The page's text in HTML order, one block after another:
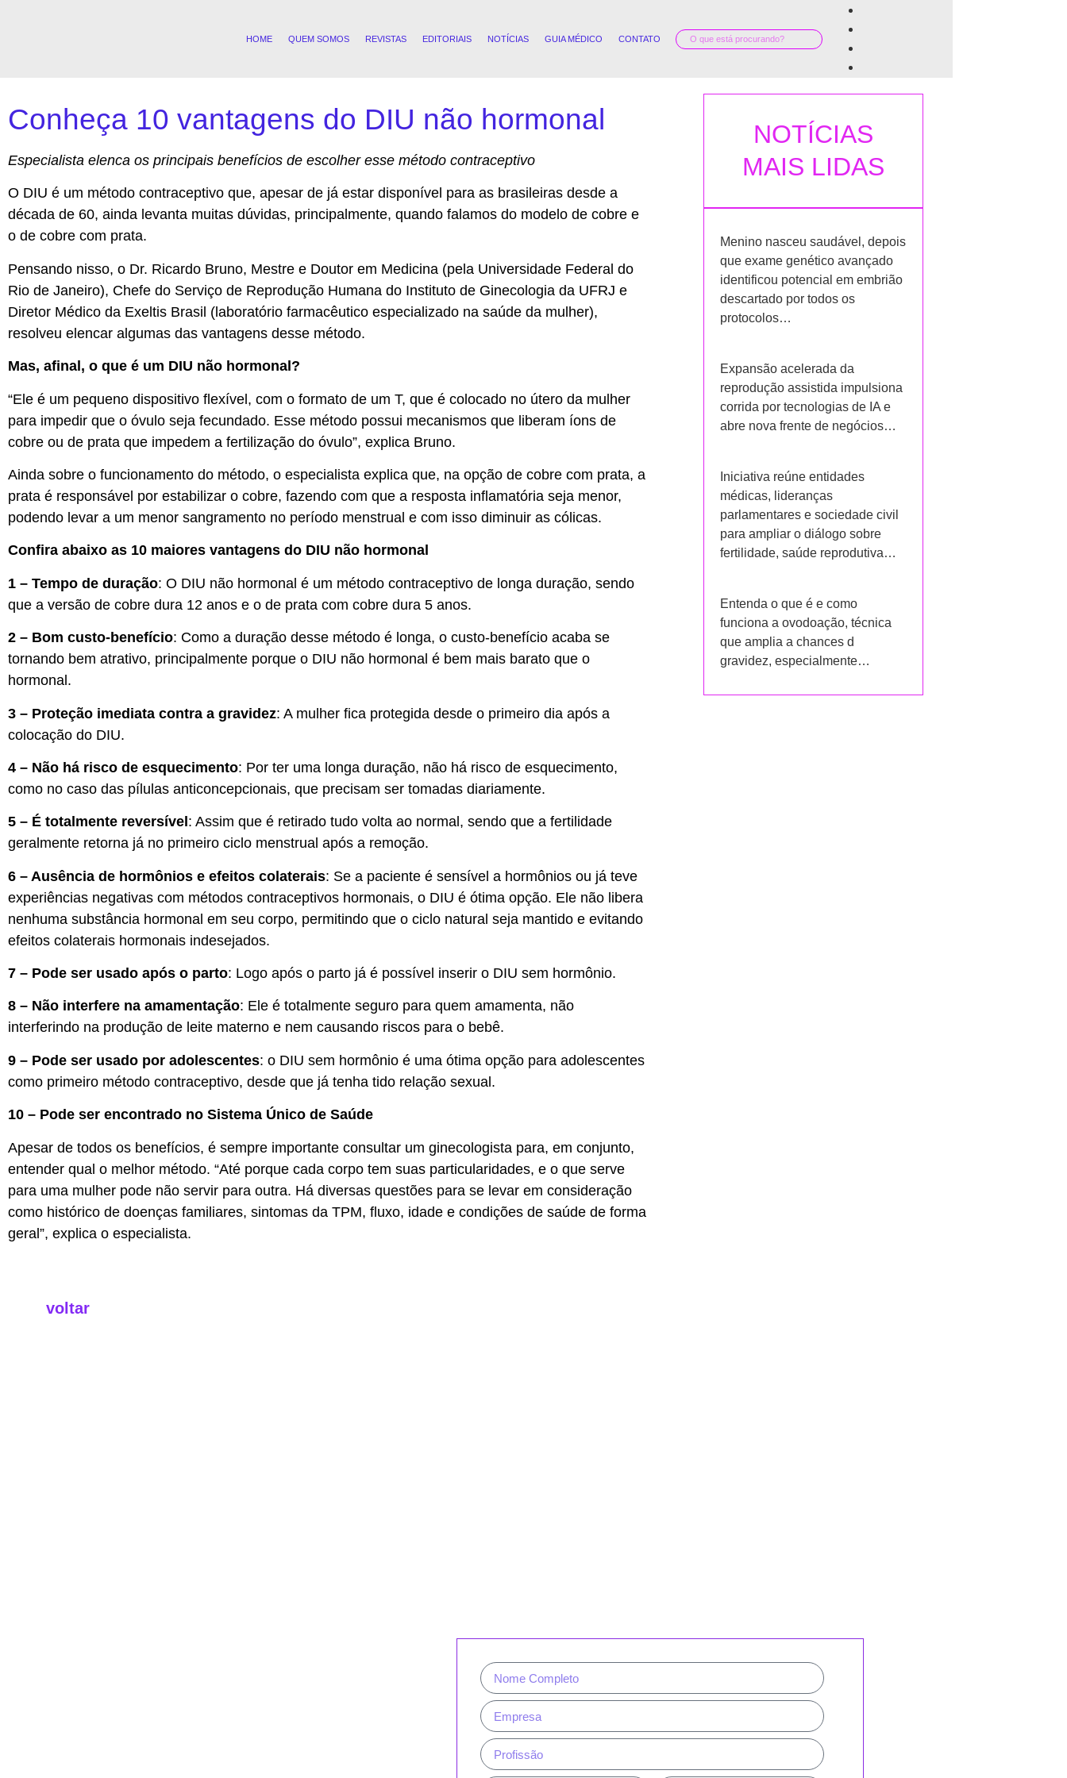
HOME QUEM SOMOS REVISTAS EDITORIAIS NOTÍCIAS GUIA MÉDICO CONTATO
Conheça 10 vantagens do DIU não hormonal
Especialista elenca os principais benefícios de escolher esse método contraceptivo
O DIU é um método contraceptivo que, apesar de já estar disponível para as brasileiras desde a
década de 60, ainda levanta muitas dúvidas, principalmente, quando falamos do modelo de cobre e
o de cobre com prata.
Pensando nisso, o Dr. Ricardo Bruno, Mestre e Doutor em Medicina (pela Universidade Federal do
Rio de Janeiro), Chefe do Serviço de Reprodução Humana do Instituto de Ginecologia da UFRJ e
Diretor Médico da Exeltis Brasil (laboratório farmacêutico especializado na saúde da mulher),
resolveu elencar algumas das vantagens desse método.
Mas, afinal, o que é um DIU não hormonal?
“Ele é um pequeno dispositivo flexível, com o formato de um T, que é colocado no útero da mulher
para impedir que o óvulo seja fecundado. Esse método possui mecanismos que liberam íons de
cobre ou de prata que impedem a fertilização do óvulo”, explica Bruno.
Ainda sobre o funcionamento do método, o especialista explica que, na opção de cobre com prata, a
prata é responsável por estabilizar o cobre, fazendo com que a resposta inflamatória seja menor,
podendo levar a um menor sangramento no período menstrual e com isso diminuir as cólicas.
Confira abaixo as 10 maiores vantagens do DIU não hormonal
1 – Tempo de duração: O DIU não hormonal é um método contraceptivo de longa duração, sendo
que a versão de cobre dura 12 anos e o de prata com cobre dura 5 anos.
2 – Bom custo-benefício: Como a duração desse método é longa, o custo-benefício acaba se
tornando bem atrativo, principalmente porque o DIU não hormonal é bem mais barato que o
hormonal.
3 – Proteção imediata contra a gravidez: A mulher fica protegida desde o primeiro dia após a
colocação do DIU.
4 – Não há risco de esquecimento: Por ter uma longa duração, não há risco de esquecimento,
como no caso das pílulas anticoncepcionais, que precisam ser tomadas diariamente.
5 – É totalmente reversível : Assim que é retirado tudo volta ao normal, sendo que a fertilidade
geralmente retorna já no primeiro ciclo menstrual após a remoção.
6 – Ausência de hormônios e efeitos colaterais: Se a paciente é sensível a hormônios ou já teve
experiências negativas com métodos contraceptivos hormonais, o DIU é ótima opção. Ele não libera
nenhuma substância hormonal em seu corpo, permitindo que o ciclo natural seja mantido e evitando
efeitos colaterais hormonais indesejados.
7 – Pode ser usado após o parto: Logo após o parto já é possível inserir o DIU sem hormônio.
8 – Não interfere na amamentação: Ele é totalmente seguro para quem amamenta, não
interferindo na produção de leite materno e nem causando riscos para o bebê.
9 – Pode ser usado por adolescentes: o DIU sem hormônio é uma ótima opção para adolescentes
como primeiro método contraceptivo, desde que já tenha tido relação sexual.
10 – Pode ser encontrado no Sistema Único de Saúde
Apesar de todos os benefícios, é sempre importante consultar um ginecologista para, em conjunto,
entender qual o melhor método. “Até porque cada corpo tem suas particularidades, e o que serve
para uma mulher pode não servir para outra. Há diversas questões para se levar em consideração
como histórico de doenças familiares, sintomas da TPM, fluxo, idade e condições de saúde de forma
geral”, explica o especialista.
voltar
NOTÍCIAS
MAIS LIDAS
Menino nasceu saudável, depois
que exame genético avançado
identificou potencial em embrião
descartado por todos os
protocolos…
Expansão acelerada da
reprodução assistida impulsiona
corrida por tecnologias de IA e
abre nova frente de negócios…
Iniciativa reúne entidades
médicas, lideranças
parlamentares e sociedade civil
para ampliar o diálogo sobre
fertilidade, saúde reprodutiva…
Entenda o que é e como
funciona a ovodoação, técnica
que amplia a chances d
gravidez, especialmente…